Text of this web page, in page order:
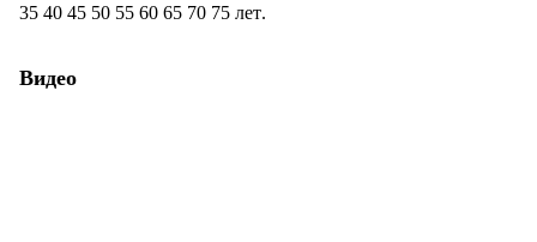
35 40 45 50 55 60 65 70 75 лет.
Видео